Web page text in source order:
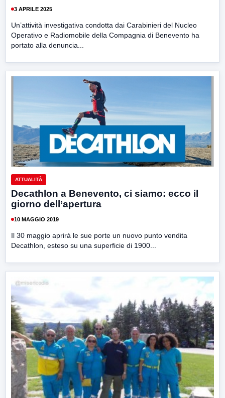
3 APRILE 2025
Un’attività investigativa condotta dai Carabinieri del Nucleo
Operativo e Radiomobile della Compagnia di Benevento ha
portato alla denuncia...
ATTUALITÀ
Decathlon a Benevento, ci siamo: ecco il
giorno dell’apertura
10 MAGGIO 2019
Il 30 maggio aprirà le sue porte un nuovo punto vendita
Decathlon, esteso su una superficie di 1900...